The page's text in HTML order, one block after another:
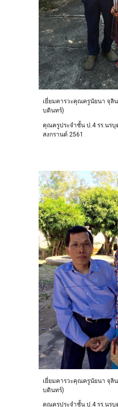
เยี่ยมคารวะคุณครูนัยนา จุลิ
บดินทร์)
คุณครูประจำชั้น ป.4 รร.นรบุ
สงกรานต์ 2561
เยี่ยมคารวะคุณครูนัยนา จุลิ
บดินทร์)
คุณครูประจำชั้น ป.4 รร.นรบุ